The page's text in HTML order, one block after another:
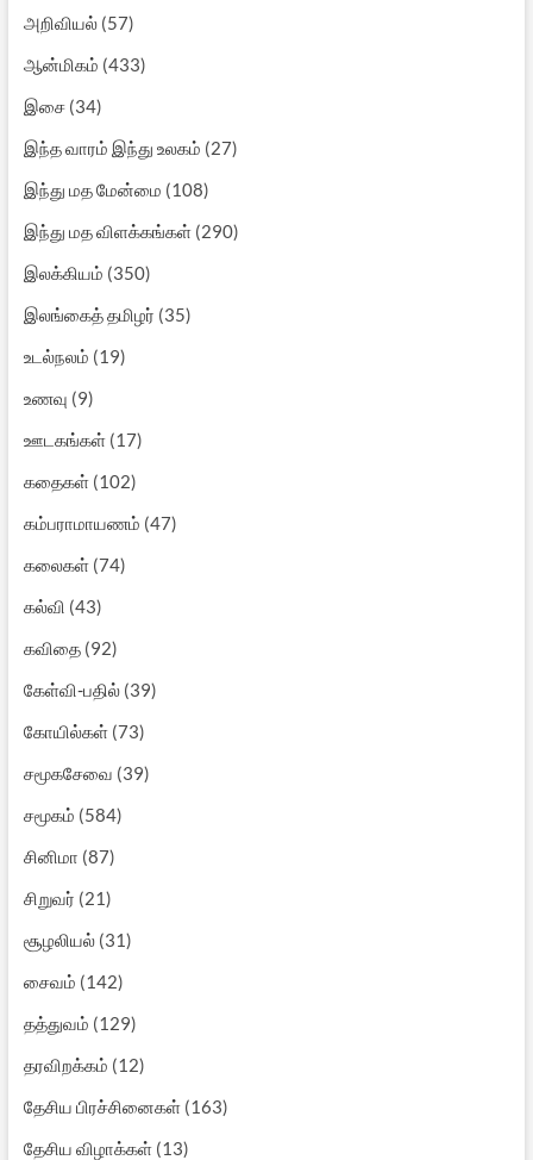
அறிவியல்(57)
ஆன்மிகம் (433)
இசை(34)
இந்த வாரம் இந்து உலகம் (27)
இந்து மத மேன்மை (108)
இந்து மத விளக்கங்கள்(290)
இலக்கியம் (350)
இலங்கைத் தமிழர் (35)
உடல்நலம் (19)
உணவு (9)
ஊடகங்கள்(17)
கதைகள்(102)
கம்பராமாயணம் (47)
கலைகள்(74)
கல்வி (43)
கவிதை(92)
கேள்வி-பதில்(39)
கோயில்கள்(73)
சமூகசேவை (39)
சமூகம் (584)
சினிமா (87)
சிறுவர் (21)
சூழலியல்(31)
சைவம் (142)
தத்துவம் (129)
தரவிறக்கம் (12)
தேசிய பிரச்சினைகள்(163)
தேசிய விழாக்கள்(13)